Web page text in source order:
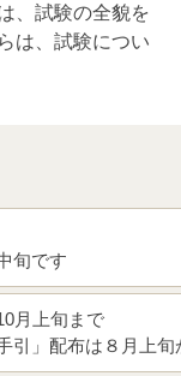
、試験の全貌を
は、試験につい
旬です
月上旬まで
引」配布は８月上